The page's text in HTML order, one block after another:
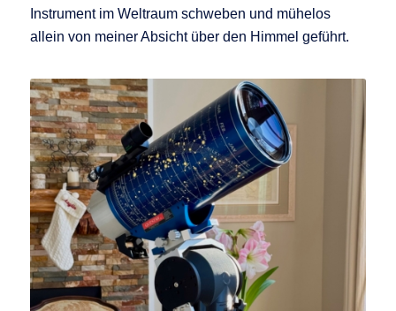
Instrument im Weltraum schweben und mühelos
allein von meiner Absicht über den Himmel geführt.